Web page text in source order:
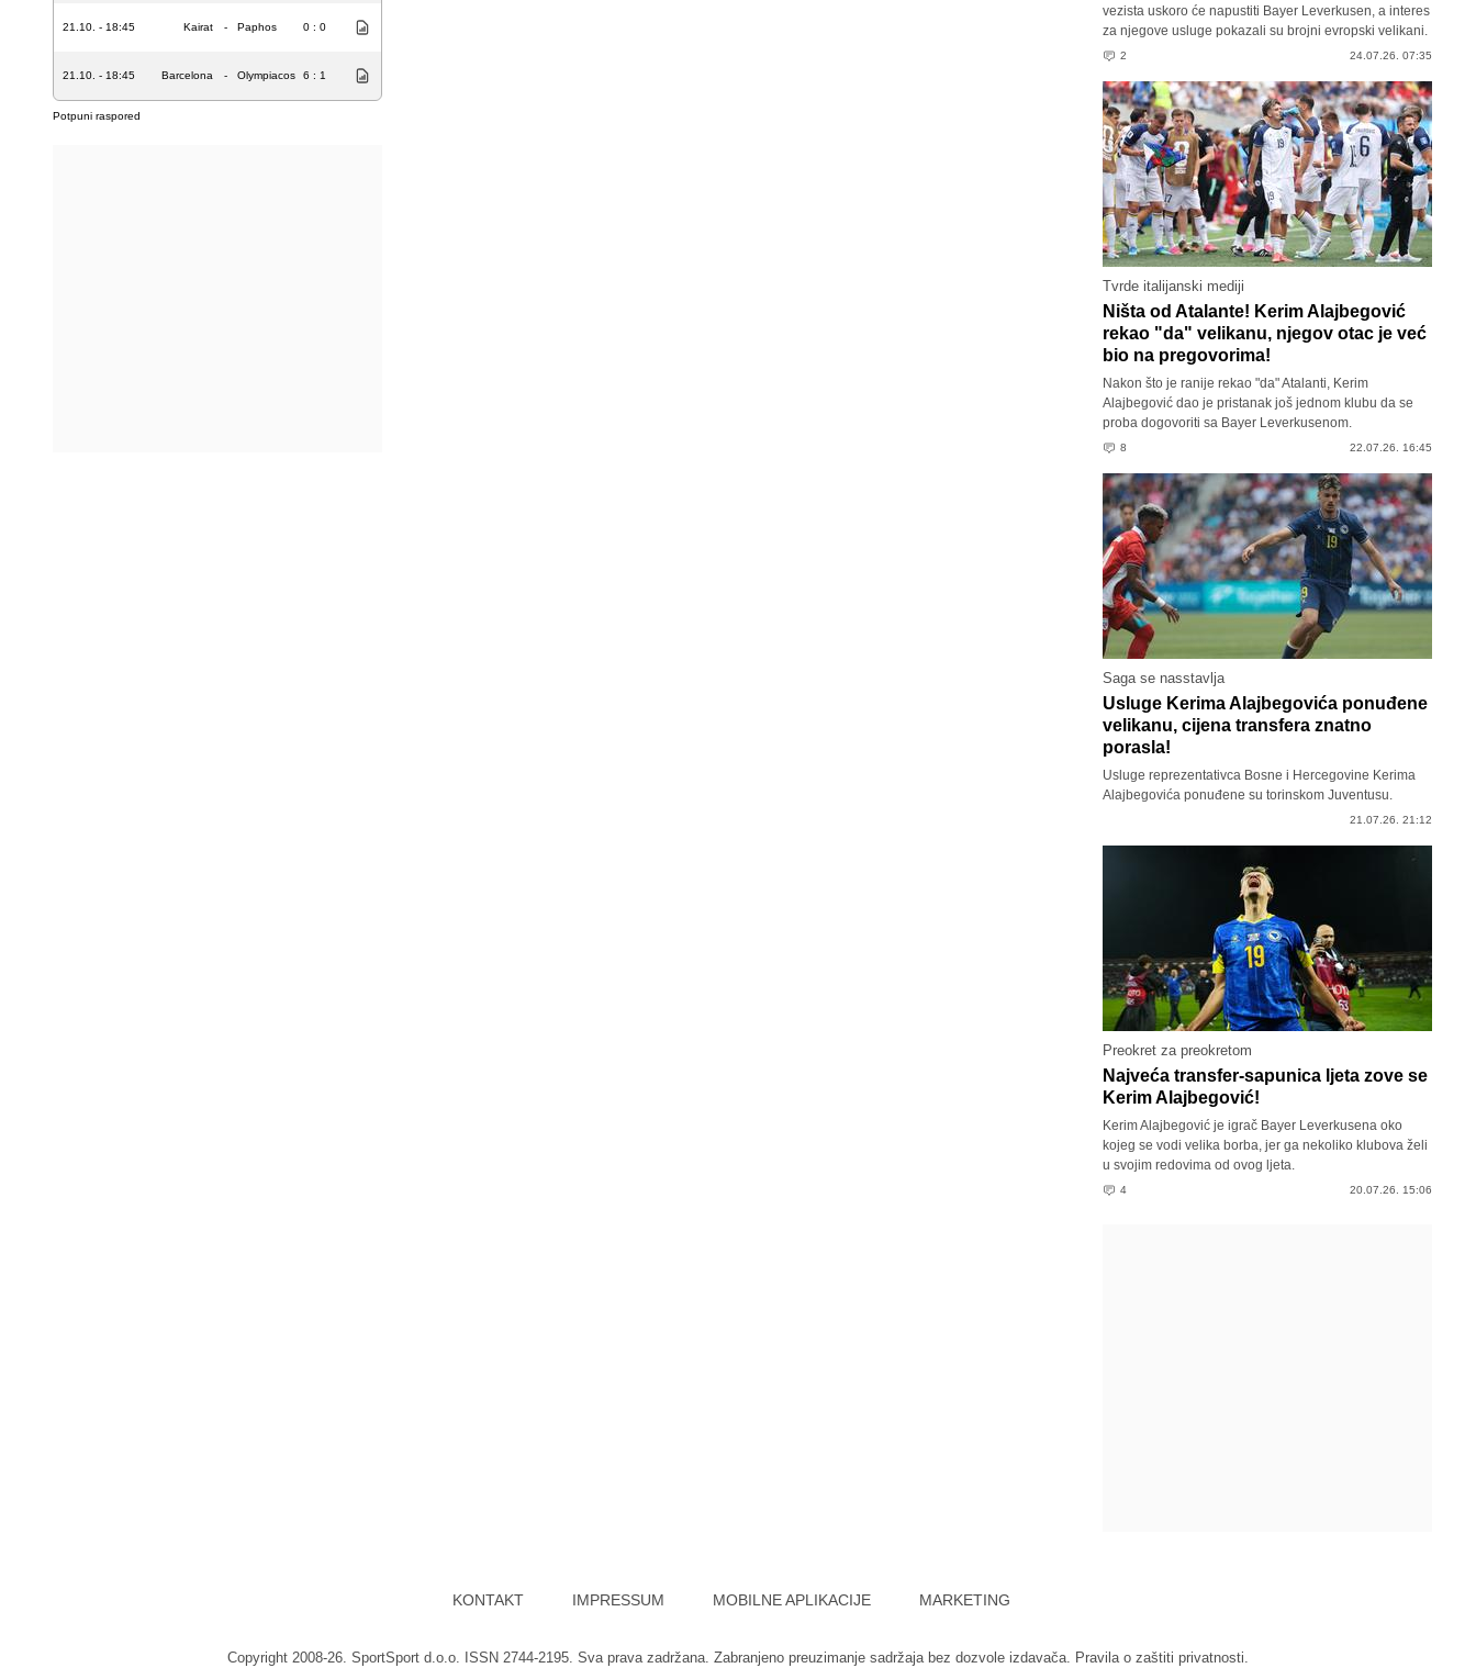
21.10. - 18:45 Kairat - Paphos 0 : 0
21.10. - 18:45 Barcelona - Olympiacos 6 : 1
Potpuni raspored
vezista uskoro će napustiti Bayer Leverkusen, a interes
za njegove usluge pokazali su brojni evropski velikani.
2 24.07.26. 07:35
Tvrde italijanski mediji
Ništa od Atalante! Kerim Alajbegović
rekao "da" velikanu, njegov otac je već
bio na pregovorima!
Nakon što je ranije rekao "da" Atalanti, Kerim
Alajbegović dao je pristanak još jednom klubu da se
proba dogovoriti sa Bayer Leverkusenom.
8 22.07.26. 16:45
Saga se nasstavlja
Usluge Kerima Alajbegovića ponuđene
velikanu, cijena transfera znatno
porasla!
Usluge reprezentativca Bosne i Hercegovine Kerima
Alajbegovića ponuđene su torinskom Juventusu.
21.07.26. 21:12
Preokret za preokretom
Najveća transfer-sapunica ljeta zove se
Kerim Alajbegović!
Kerim Alajbegović je igrač Bayer Leverkusena oko
kojeg se vodi velika borba, jer ga nekoliko klubova želi
u svojim redovima od ovog ljeta.
4 20.07.26. 15:06
KONTAKT IMPRESSUM MOBILNE APLIKACIJE MARKETING
Copyright 2008-26. SportSport d.o.o. ISSN 2744-2195. Sva prava zadržana. Zabranjeno preuzimanje sadržaja bez dozvole izdavača. Pravila o zaštiti privatnosti.